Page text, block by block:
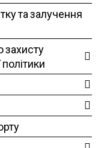
та залучення
захисту